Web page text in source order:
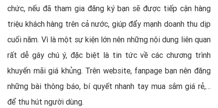
chức, nếu đã tham gia đăng ký bạn sẽ được tiếp cận hàng
triệu khách hàng trên cả nước, giúp đẩy mạnh doanh thu dịp
cuối năm. Vì là một sự kiện lớn nên những nội dung liên quan
rất dễ gây chú ý, đặc biệt là tin tức về các chương trình
khuyến mãi giá khủng. Trên website, fanpage bạn nên đăng
những bài thông báo, bí quyết nhanh tay mua sắm giá rẻ,…
để thu hút người dùng.